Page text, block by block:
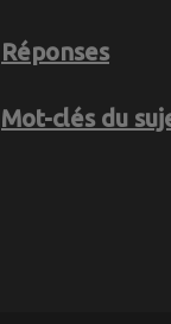
Réponses
Mot-clés du